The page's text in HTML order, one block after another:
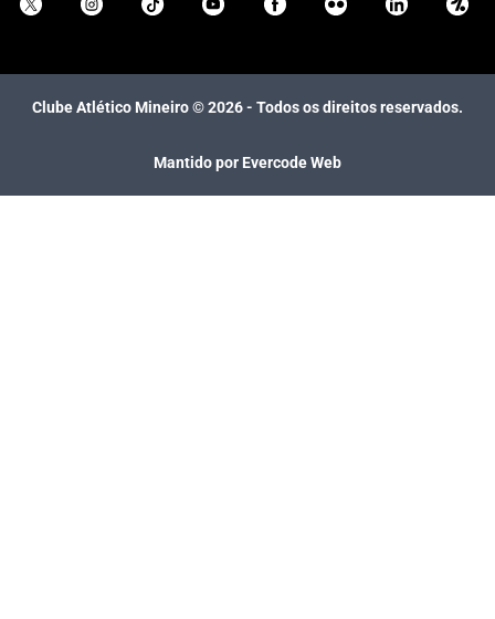
Clube Atlético Mineiro ©2026- Todos os direitos reservados.
Mantido por Evercode Web